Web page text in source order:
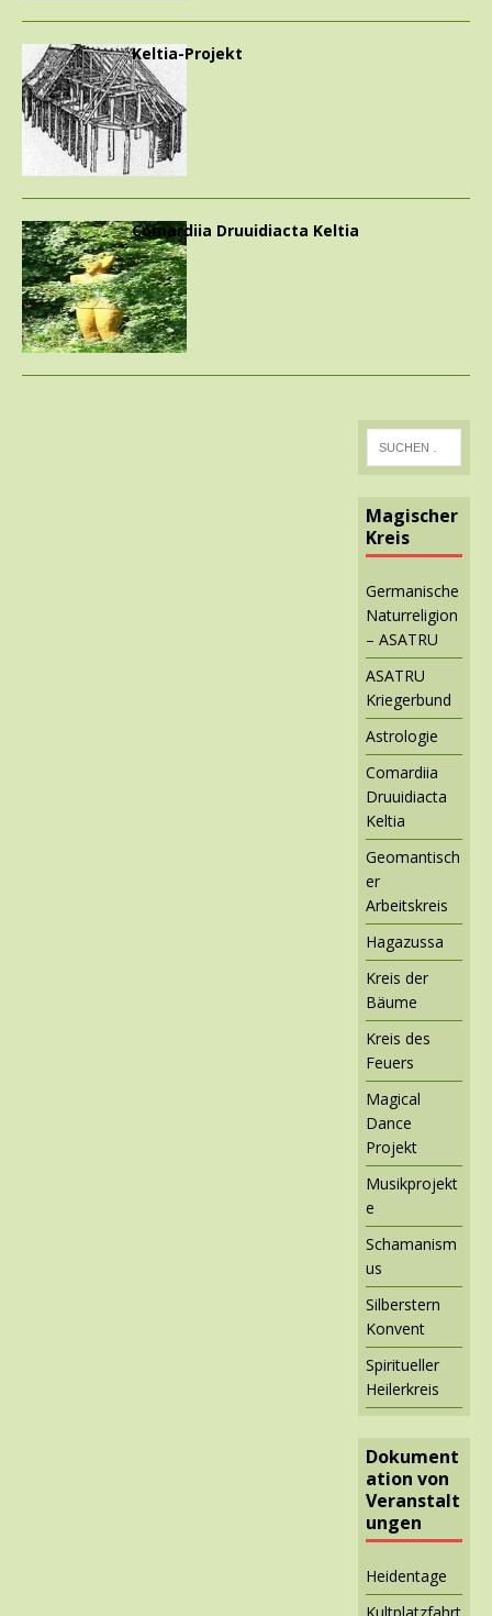
Keltia-Projekt
Comardiia Druuidiacta Keltia
Magischer
Kreis
Germanische
Naturreligion
– ASATRU
ASATRU
Kriegerbund
Astrologie
Comardiia
Druuidiacta
Keltia
Geomantisch
er
Arbeitskreis
Hagazussa
Kreis der
Bäume
Kreis des
Feuers
Magical
Dance
Projekt
Musikprojekt
e
Schamanism
us
Silberstern
Konvent
Spiritueller
Heilerkreis
Dokument
ation von
Veranstalt
ungen
Heidentage